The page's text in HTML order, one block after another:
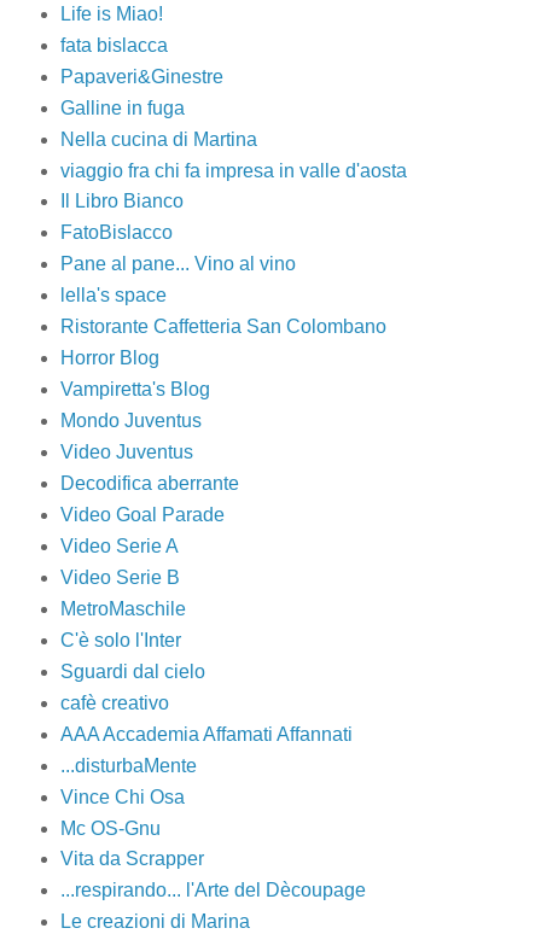
Life is Miao!
fata bislacca
Papaveri&Ginestre
Galline in fuga
Nella cucina di Martina
viaggio fra chi fa impresa in valle d'aosta
Il Libro Bianco
FatoBislacco
Pane al pane... Vino al vino
lella's space
Ristorante Caffetteria San Colombano
Horror Blog
Vampiretta's Blog
Mondo Juventus
Video Juventus
Decodifica aberrante
Video Goal Parade
Video Serie A
Video Serie B
MetroMaschile
C'è solo l'Inter
Sguardi dal cielo
cafè creativo
AAA Accademia Affamati Affannati
...disturbaMente
Vince Chi Osa
Mc OS-Gnu
Vita da Scrapper
...respirando... l'Arte del Dècoupage
Le creazioni di Marina